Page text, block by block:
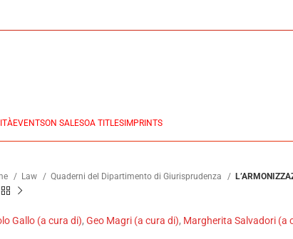
EVENTSON SALESOA TITLES IMPRINTS
Law Quaderni del Dipartimento di Giurisprudenza
Gallo (a cura di), Geo Magri (a cura di), Margherita Salvadori (a